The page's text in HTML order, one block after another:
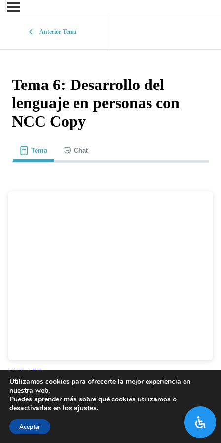
Anterior Tema
Tema 6: Desarrollo del
lenguaje en personas con
NCC Copy
Tema Chat
1 2 3 4 5 6
Utilizamos cookies para ofrecerte la mejor experiencia en
nuestra web.
Puedes aprender más sobre qué cookies utilizamos o
desactivarlas en los ajustes.
Aceptar